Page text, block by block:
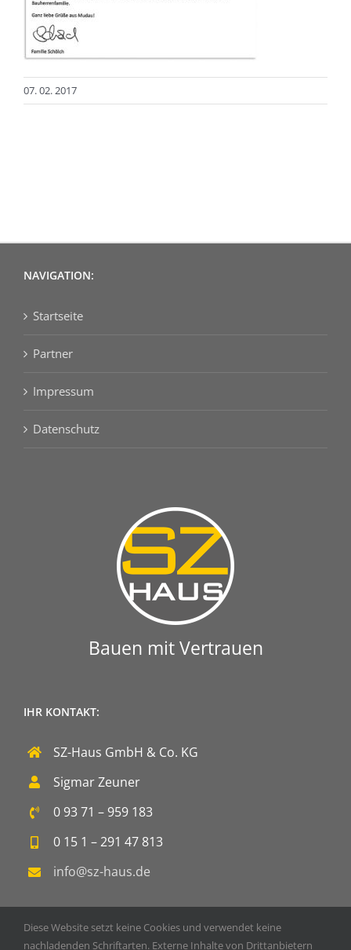
07. 02. 2017
NAVIGATION:
Startseite
Partner
Impressum
Datenschutz
Bauen mit Vertrauen
IHR KONTAKT:
SZ-Haus GmbH & Co. KG
Sigmar Zeuner
0 93 71 – 959 183
0 15 1 – 291 47 813
info@sz-haus.de
Diese Website setzt keine Cookies und verwendet keine
nachladenden Schriftarten. Externe Inhalte von Drittanbietern